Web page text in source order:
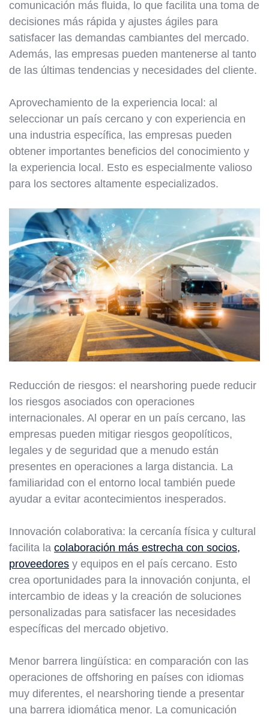
comunicación más fluida, lo que facilita una toma de
decisiones más rápida y ajustes ágiles para
satisfacer las demandas cambiantes del mercado.
Además, las empresas pueden mantenerse al tanto
de las últimas tendencias y necesidades del cliente.
Aprovechamiento de la experiencia local: al
seleccionar un país cercano y con experiencia en
una industria específica, las empresas pueden
obtener importantes beneficios del conocimiento y
la experiencia local. Esto es especialmente valioso
para los sectores altamente especializados.
Reducción de riesgos: el nearshoring puede reducir
los riesgos asociados con operaciones
internacionales. Al operar en un país cercano, las
empresas pueden mitigar riesgos geopolíticos,
legales y de seguridad que a menudo están
presentes en operaciones a larga distancia. La
familiaridad con el entorno local también puede
ayudar a evitar acontecimientos inesperados.
Innovación colaborativa: la cercanía física y cultural
facilita la colaboración más estrecha con socios,
proveedores y equipos en el país cercano. Esto
crea oportunidades para la innovación conjunta, el
intercambio de ideas y la creación de soluciones
personalizadas para satisfacer las necesidades
específicas del mercado objetivo.
Menor barrera lingüística: en comparación con las
operaciones de offshoring en países con idiomas
muy diferentes, el nearshoring tiende a presentar
una barrera idiomática menor. La comunicación